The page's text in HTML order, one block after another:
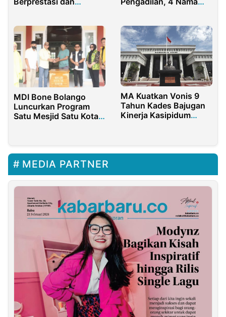
Hingga 2022
MDI Bone Bolango
Luncurkan Program
Satu Mesjid Satu Kotak
MA Kuatkan Vonis 9
Tahun Kades Bajugan
Kinerja Kasipidum
MEDIA PARTNER